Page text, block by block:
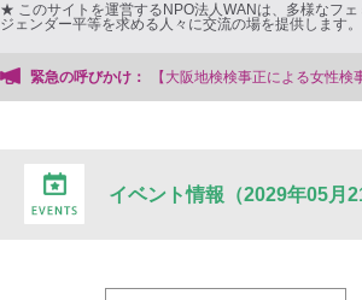
★ このサイトを運営するNPO法人WANは、多様なフ
ジェンダー平等を求める人々に交流の場を提供します。
緊急の呼びかけ：
阪地検検事正による女性検事への性的暴行事件】 ◆
イベント情報（2029年05月